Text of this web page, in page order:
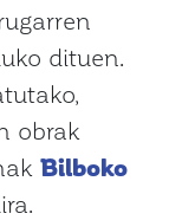
dituen.
obrak
Bilboko